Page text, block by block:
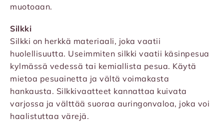
muotoaan.
Silkki
Silkki on herkkä materiaali, joka vaatii
huolellisuutta. Useimmiten silkki vaatii käsinpesua
kylmässä vedessä tai kemiallista pesua. Käytä
mietoa pesuainetta ja vältä voimakasta
hankausta. Silkkivaatteet kannattaa kuivata
varjossa ja välttää suoraa auringonvaloa, joka voi
haalistuttaa värejä.